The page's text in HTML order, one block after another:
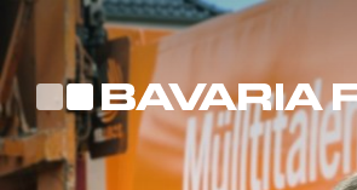
Direkt
zum
Inhalt